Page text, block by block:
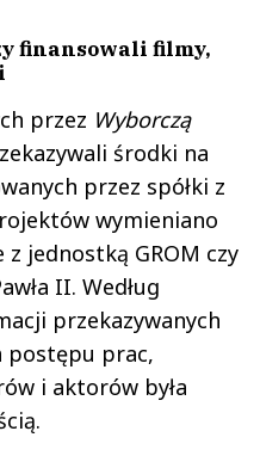
finansowali filmy,
przez Wyborczą
środki na
przez spółki z
wymieniano
jednostką GROM czy
II. Według
przekazywanych
postępu prac,
i aktorów była